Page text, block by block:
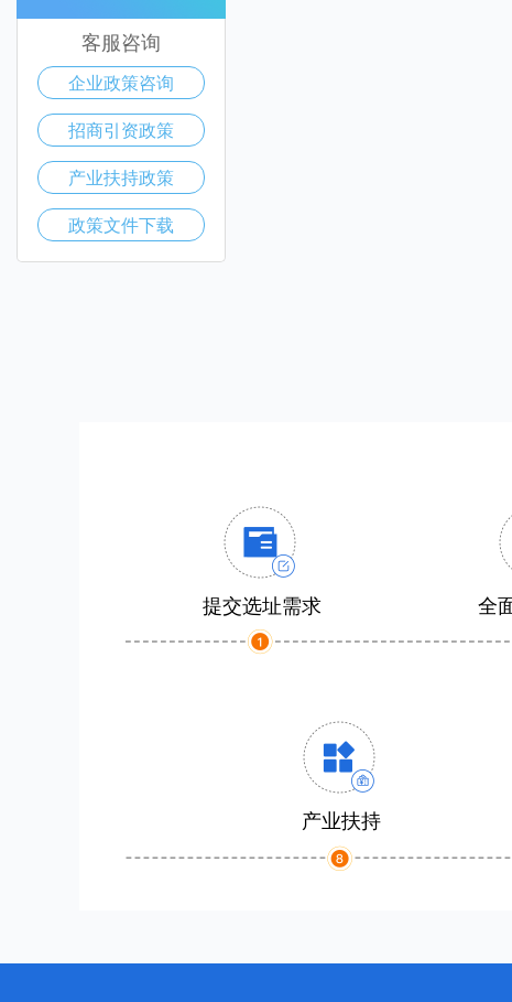
提交选址需求 全
产业扶持
客服咨询
企业政策咨询
招商引资政策
产业扶持政策
政策文件下载